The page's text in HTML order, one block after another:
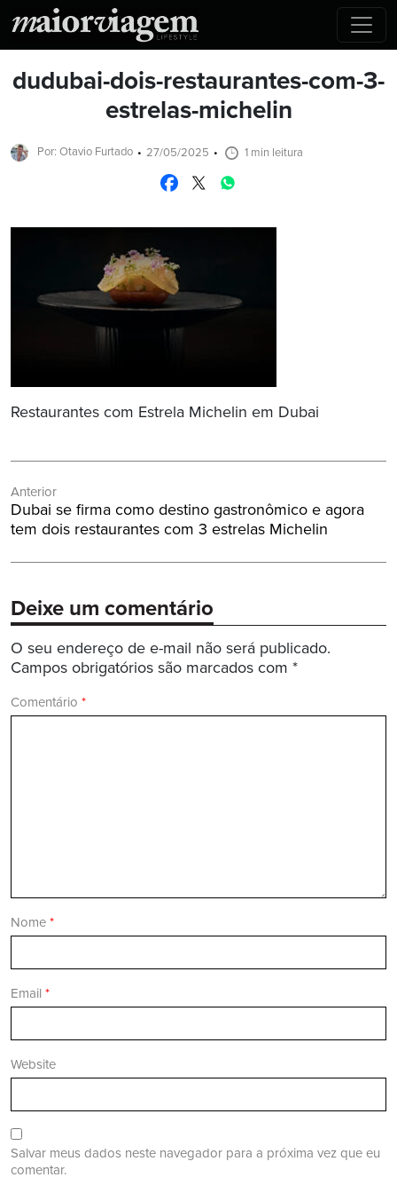
dudubai-dois-restaurantes-com-3-
estrelas-michelin
Por: Otavio Furtado 27/05/2025 1 min leitura
Restaurantes com Estrela Michelin em Dubai
de
Post
Anterior
Post
Anterior:
Dubai se firma como destino gastronômico e agora
tem dois restaurantes com 3 estrelas Michelin
Deixe um comentário
O seu endereço de e-mail não será publicado.
Campos obrigatórios são marcados com *
Comentário *
Nome *
Email *
Website
Salvar meus dados neste navegador para a próxima vez que eu
comentar.